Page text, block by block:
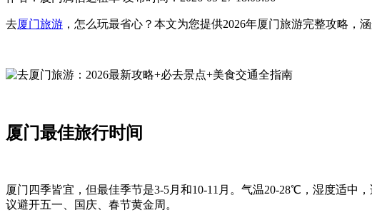
去厦门旅游 ，怎么玩最省心？本文为您提供2026年厦门旅游完整攻略，
厦门最佳旅行时间
厦门四季皆宜，但最佳季节是3-5月和10-11月。气温20-28℃，湿度适中
议避开五一、国庆、春节黄金周。